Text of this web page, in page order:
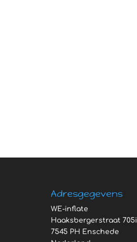
Adresgegevens
WE-inflate
Haaksbergerstraat 705i
7545 PH Enschede